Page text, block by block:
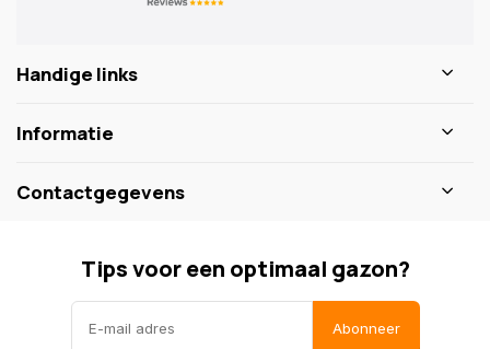
Handige links
Informatie
Contactgegevens
Tips voor een optimaal gazon?
Abonneer